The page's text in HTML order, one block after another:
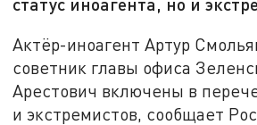
Актёр-иноагент Артур
советник главы офиса
Арестович включены в
и экстремистов, сообщает